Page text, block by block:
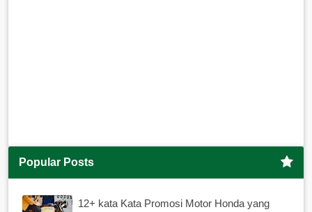
Popular Posts
12+ kata Kata Promosi Motor Honda yang